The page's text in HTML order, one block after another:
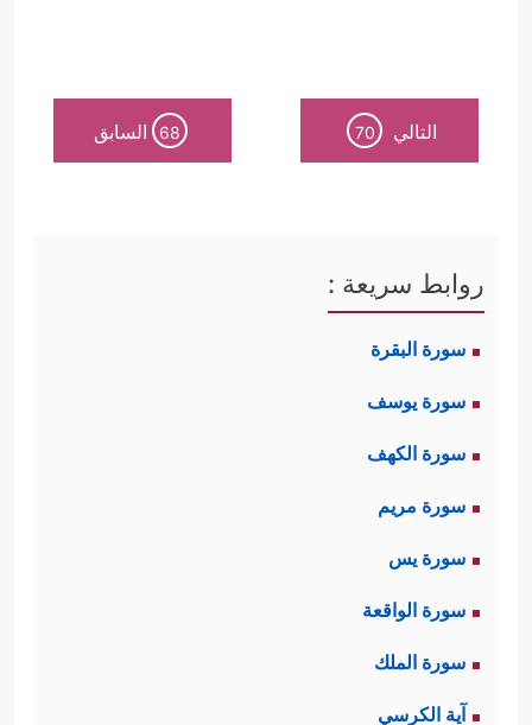
التالي 70
68 السابق
روابط سريعة :
سورة البقرة
سورة يوسف
سورة الكهف
سورة مريم
سورة يس
سورة الواقعة
سورة الملك
آية الكرسي